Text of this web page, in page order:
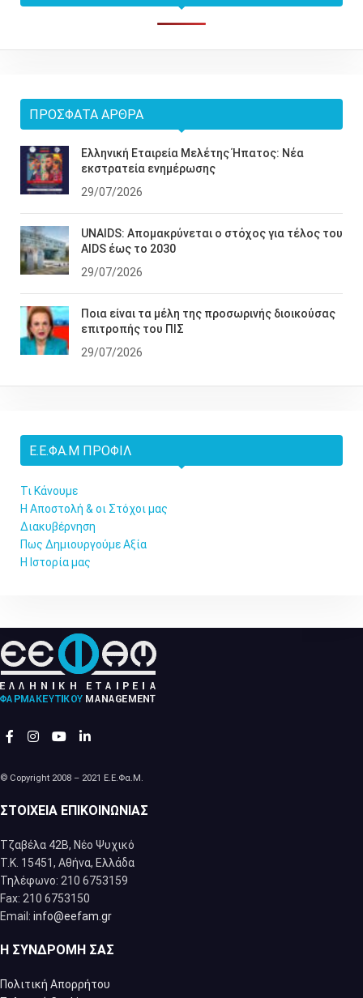
ΠΡΌΣΦΑΤΑ ΆΡΘΡΑ
Ελληνική Εταιρεία Μελέτης Ήπατος: Νέα
εκστρατεία ενημέρωσης
29/07/2026
UNAIDS: Απομακρύνεται ο στόχος για τέλος του
AIDS έως το 2030
29/07/2026
Ποια είναι τα μέλη της προσωρινής διοικούσας
επιτροπής του ΠΙΣ
29/07/2026
Ε.Ε.ΦΑ.Μ ΠΡΟΦΊΛ
Τι Κάνουμε
Η Αποστολή & οι Στόχοι μας
Διακυβέρνηση
Πως Δημιουργούμε Αξία
Η Ιστορία μας
© Copyright 2008 – 2021 Ε.Ε.Φα.Μ.
ΣΤΟΙΧΕΊΑ ΕΠΙΚΟΙΝΩΝΊΑΣ
Τζαβέλα 42Β, Νέο Ψυχικό
Τ.Κ. 15451, Αθήνα, Eλλάδα
Τηλέφωνο: 210 6753159
Fax: 210 6753150
Email: info@eefam.gr
Η ΣΥΝΔΡΟΜΉ ΣΑΣ
Πολιτική Απορρήτου